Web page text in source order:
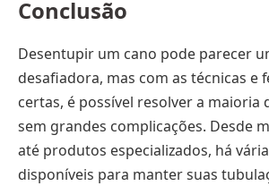
Conclusão
Desentupir um cano pode parecer
desafiadora, mas com as técnicas e
certas, é possível resolver a maioria
sem grandes complicações. Desde
até produtos especializados, há
disponíveis para manter suas